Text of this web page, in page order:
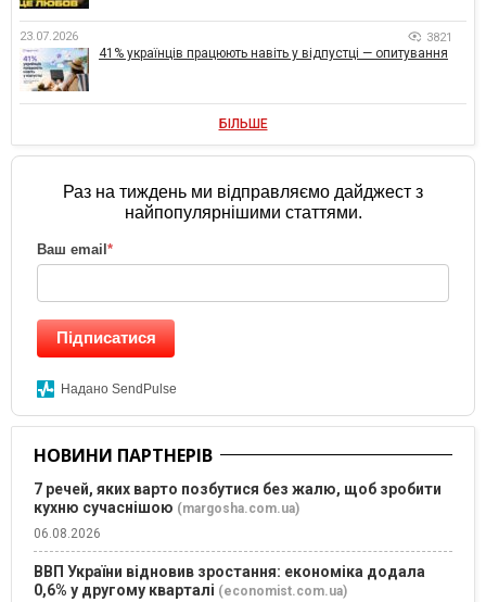
23.07.2026 3821
41% українців працюють навіть у відпустці — опитування
БІЛЬШЕ
Раз на тиждень ми відправляємо дайджест з
найпопулярнішими статтями.
Ваш email *
Підписатися
Надано SendPulse
НОВИНИ ПАРТНЕРІВ
7 речей, яких варто позбутися без жалю, щоб зробити
кухню сучаснішою (margosha.com.ua)
06.08.2026
ВВП України відновив зростання: економіка додала
0,6% у другому кварталі (economist.com.ua)